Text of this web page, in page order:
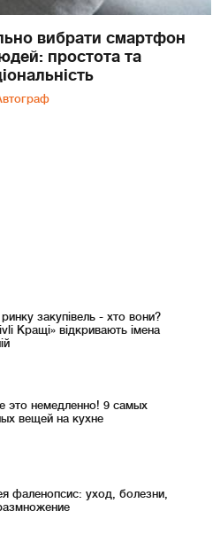
вибрати смартфон
простота та
закупівель - хто вони?
Кращі» відкривають імена
это немедленно! 9 самых
вещей на кухне
фаленопсис: уход, болезни,